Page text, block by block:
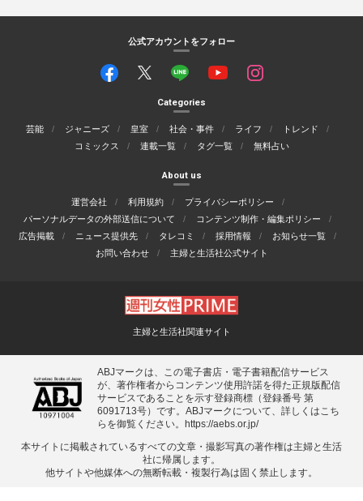
公式アカウントをフォロー
Categories
芸能 ジャニーズ 皇室 社会・事件 ライフ
トレンド
コミックス
連載一覧 タグ一覧 無料占い
About us
運営会社 利用規約
プライバシーポリシー
パーソナルデータの外部送信について
コンテンツ制作・編集ポリシー
広告掲載
ニュース提供先 タレコミ 採用情報
お知らせ一覧
お問い合わせ
主婦と生活社公式サイト
主婦と生活社関連サイト
ABJマークは、この電子書店・電子書籍配信サービス
が、著作権者からコンテンツ使用許諾を得た正規版配信
サービスであることを示す登録商標（登録番号 第
6091713号）です。ABJマークについて、詳しくはこち
らを御覧ください。 https://aebs.or.jp/
本サイトに掲載されているすべての⽂章・撮影写真の著作権は主婦と⽣活
社に帰属します。
他サイトや他媒体への無断転載・複製⾏為は固く禁⽌します。